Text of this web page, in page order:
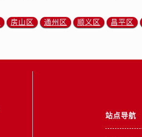
房山区 通州区 顺义区 昌平区
站点导航